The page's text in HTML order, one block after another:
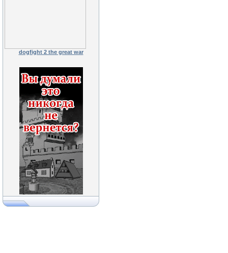
dogfight 2 the great war